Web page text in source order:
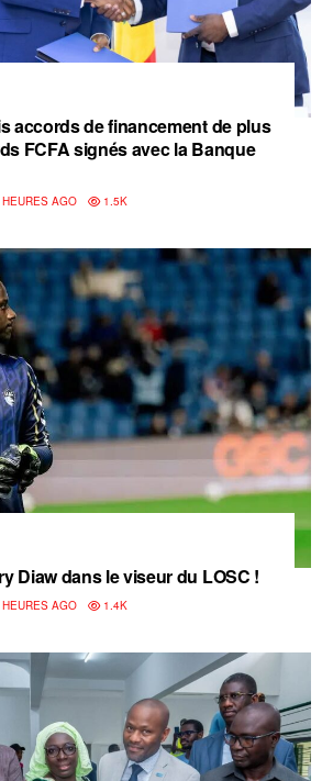
accords de financement de plus
FCFA signés avec la Banque
AGO 1.5K
Diaw dans le viseur du LOSC !
AGO 1.4K